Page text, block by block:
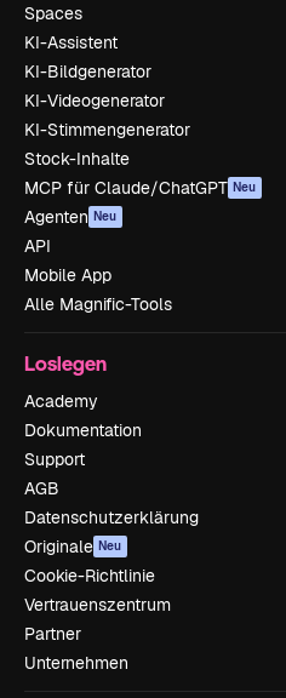
Spaces
KI-Assistent
KI-Bildgenerator
KI-Videogenerator
KI-Stimmengenerator
Stock-Inhalte
MCP für Claude/ChatGPT Neu
Agenten Neu
API
Mobile App
Alle Magnific-Tools
Loslegen
Academy
Dokumentation
Support
AGB
Datenschutzerklärung
Originale Neu
Cookie-Richtlinie
Vertrauenszentrum
Partner
Unternehmen